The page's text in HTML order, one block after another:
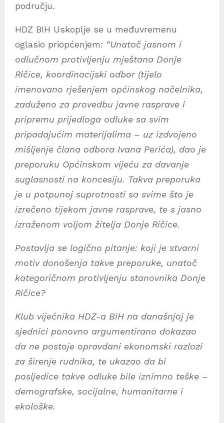
području.
HDZ BIH Uskoplje se u međuvremenu
oglasio priopćenjem: “Unatoč jasnom i
odlučnom protivljenju mještana Donje
Ričice, koordinacijski odbor (tijelo
imenovano rješenjem općinskog načelnika,
zaduženo za provedbu javne rasprave i
pripremu prijedloga odluke sa svim
pripadajućim materijalima – uz izdvojeno
mišljenje člana odbora Ivana Perića), dao je
preporuku Općinskom vijeću za davanje
suglasnosti na koncesiju. Takva preporuka
je u potpunoj suprotnosti sa svime što je
izrečeno tijekom javne rasprave, te s jasno
izraženom voljom žitelja Donje Ričice.
Postavlja se logično pitanje: koji je stvarni
motiv donošenja takve preporuke, unatoč
kategoričnom protivljenju stanovnika Donje
Ričice?
Klub vijećnika HDZ-a BiH na današnjoj je
sjednici ponovno argumentirano dokazao
da ne postoje opravdani ekonomski razlozi
za širenje rudnika, te ukazao da bi
posljedice takve odluke bile iznimno teške –
demografske, socijalne, humanitarne i
ekološke.